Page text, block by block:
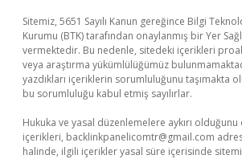
Sitemiz, 5651 Sayılı Kanun gereğince Bilgi
Kurumu (BTK) tarafından onaylanmış bir Yer
vermektedir. Bu nedenle, sitedeki içerikleri
veya araştırma yükümlülüğümüz
yazdıkları içeriklerin sorumluluğunu taşımakta
bu sorumluluğu kabul etmiş sayılırlar.
Hukuka ve yasal düzenlemelere aykırı
içerikleri, backlinkpanelicomtr@gmail.com
halinde, ilgili içerikler yasal süre içerisinde